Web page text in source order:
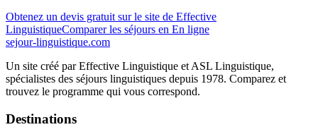
Obtenez un devis gratuit sur le site de Effective
LinguistiqueComparer les séjours en En ligne
sejour-linguistique.com
Un site créé par Effective Linguistique et ASL Linguistique,
spécialistes des séjours linguistiques depuis 1978. Comparez et
trouvez le programme qui vous correspond.
Destinations